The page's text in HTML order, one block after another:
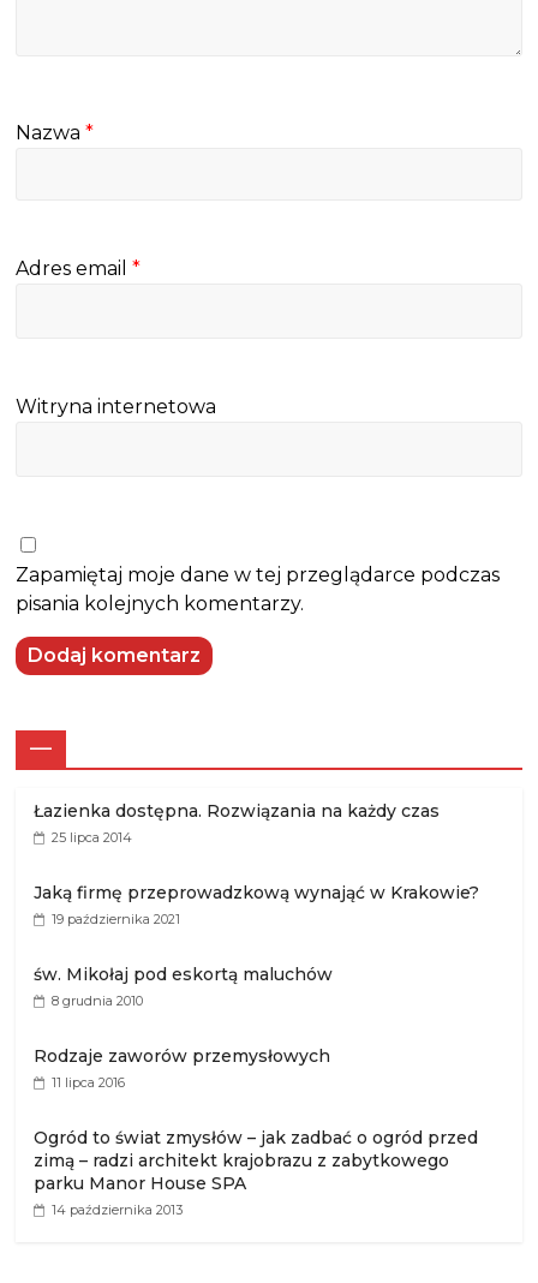
Nazwa*
Adres email*
Witryna internetowa
Zapamiętaj moje dane w tej przeglądarce podczas
pisania kolejnych komentarzy.
—
Łazienka dostępna. Rozwiązania na każdy czas
25 lipca 2014
Jaką firmę przeprowadzkową wynająć w Krakowie?
19 października 2021
św. Mikołaj pod eskortą maluchów
8 grudnia 2010
Rodzaje zaworów przemysłowych
11 lipca 2016
Ogród to świat zmysłów – jak zadbać o ogród przed
zimą – radzi architekt krajobrazu z zabytkowego
parku Manor House SPA
14 października 2013